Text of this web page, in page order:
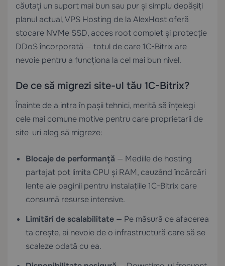
căutați un suport mai bun sau pur și simplu depășiți
planul actual,VPS Hosting de la AlexHost oferă
stocare NVMe SSD, acces root complet și protecție
DDoS încorporată — totul de care 1C-Bitrix are
nevoie pentru a funcționa la cel mai bun nivel.
De ce să migrezi site-ul tău 1C-Bitrix?
Înainte de a intra în pașii tehnici, merită să înțelegi
cele mai comune motive pentru care proprietarii de
site-uri aleg să migreze:
Blocaje de performanță — Mediile de hosting
partajat pot limita CPU și RAM, cauzând încărcări
lente ale paginii pentru instalațiile 1C-Bitrix care
consumă resurse intensive.
Limitări de scalabilitate — Pe măsură ce afacerea
ta crește, ai nevoie de o infrastructură care să se
scaleze odată cu ea.